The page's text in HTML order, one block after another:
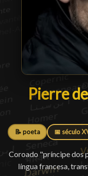
Pierre
Pierre
📝 poeta 📅 século
Coroado "príncipe dos
língua francesa,